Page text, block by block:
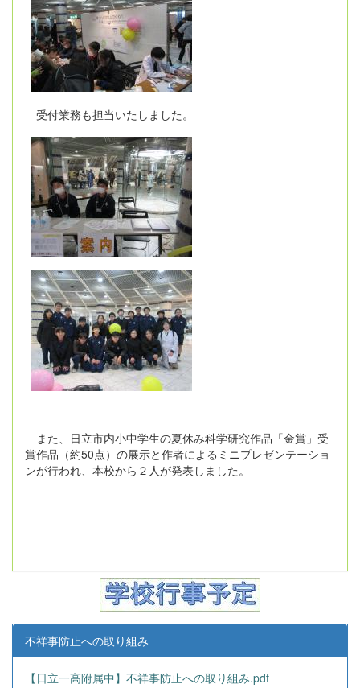
受付業務も担当いたしました。
また、日立市内小中学生の夏休み科学研究作品「金賞」受
賞作品（約50点）の展示と作者によるミニプレゼンテーショ
ンが行われ、本校から２人が発表しました。
不祥事防止への取り組み
【日立一高附属中】不祥事防止への取り組み.pdf